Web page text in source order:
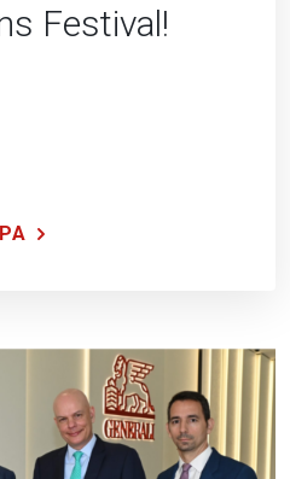
Festival!